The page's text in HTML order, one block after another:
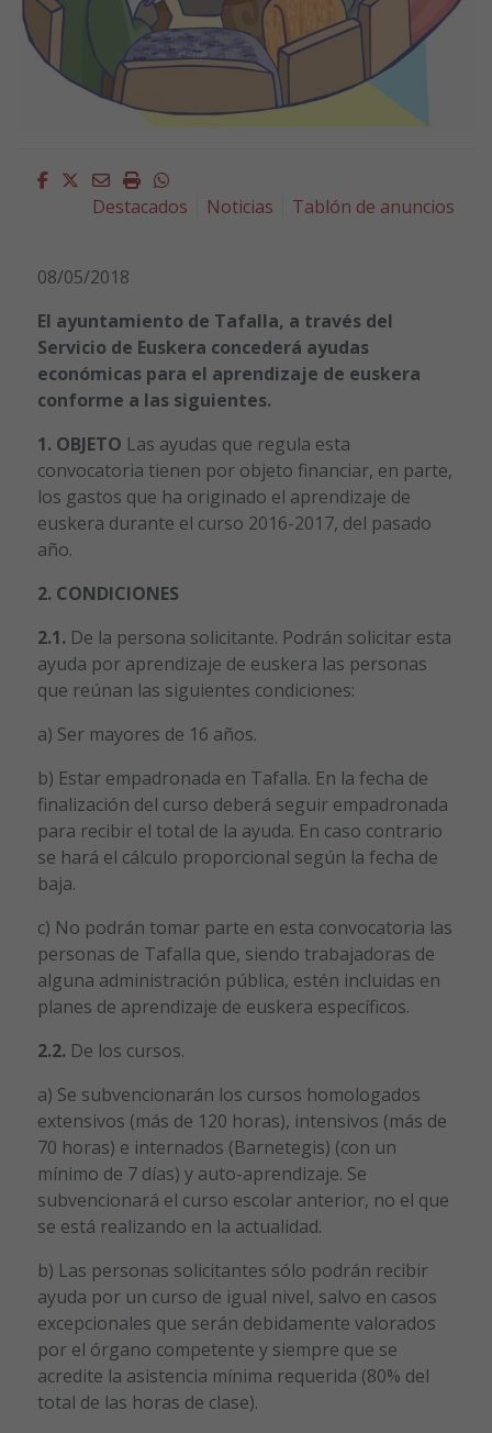
Facebook
Twitter
EmailImprimirWhatsapp
Destacados
Noticias Tablón de anuncios
08/05/2018
El ayuntamiento de Tafalla, a través del
Servicio de Euskera concederá ayudas
económicas para el aprendizaje de euskera
conforme a las siguientes.
1. OBJETO Las ayudas que regula esta
convocatoria tienen por objeto financiar, en parte,
los gastos que ha originado el aprendizaje de
euskera durante el curso 2016-2017, del pasado
año.
2. CONDICIONES
2.1. De la persona solicitante. Podrán solicitar esta
ayuda por aprendizaje de euskera las personas
que reúnan las siguientes condiciones:
a) Ser mayores de 16 años.
b) Estar empadronada en Tafalla. En la fecha de
finalización del curso deberá seguir empadronada
para recibir el total de la ayuda. En caso contrario
se hará el cálculo proporcional según la fecha de
baja.
c) No podrán tomar parte en esta convocatoria las
personas de Tafalla que, siendo trabajadoras de
alguna administración pública, estén incluidas en
planes de aprendizaje de euskera específicos.
2.2. De los cursos.
a) Se subvencionarán los cursos homologados
extensivos (más de 120 horas), intensivos (más de
70 horas) e internados (Barnetegis) (con un
mínimo de 7 días) y auto-aprendizaje. Se
subvencionará el curso escolar anterior, no el que
se está realizando en la actualidad.
b) Las personas solicitantes sólo podrán recibir
ayuda por un curso de igual nivel, salvo en casos
excepcionales que serán debidamente valorados
por el órgano competente y siempre que se
acredite la asistencia mínima requerida (80% del
total de las horas de clase).